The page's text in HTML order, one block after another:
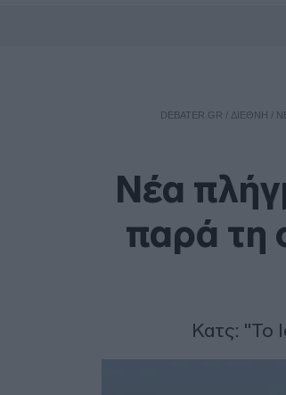
DEBATER.GR / ΔΙΕΘΝΗ /
Νέα
παρά τη
Κατς: "Το